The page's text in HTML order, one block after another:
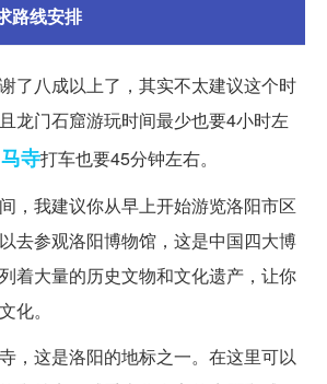
路线安排
了八成以上了，其实不太建议这个时
龙门石窟游玩时间最少也要4小时左
寺打车也要45分钟左右。
，我建议你从早上开始游览洛阳市区
去参观洛阳博物馆，这是中国四大博
着大量的历史文物和文化遗产，让你
化。
，这是洛阳的地标之一。在这里可以